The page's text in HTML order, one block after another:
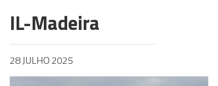
IL-Madeira
28 JULHO 2025